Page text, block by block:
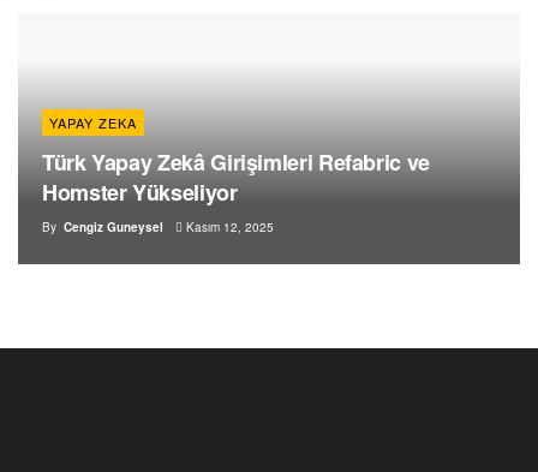
YAPAY ZEKA
Türk Yapay Zekâ Girişimleri Refabric ve
Homster Yükseliyor
By Cengiz Guneysel Kasım 12, 2025